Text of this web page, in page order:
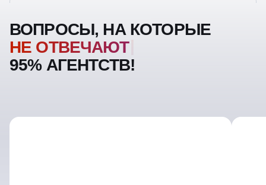
ВОПРОСЫ, НА КОТОРЫЕ
95% АГЕНТСТВ!